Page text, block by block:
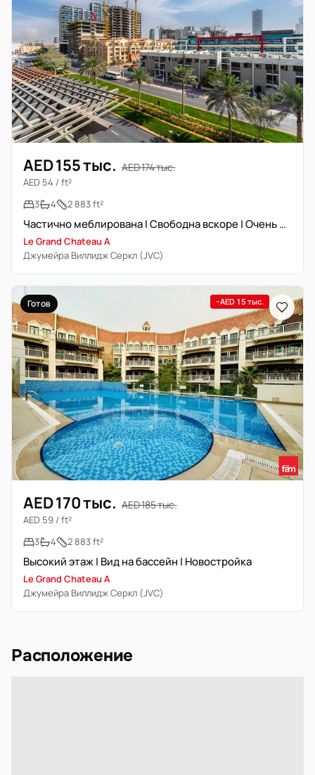
AED 155 тыс. AED 174 тыс.
AED 54 / ft²
3
4 2 883 ft²
Частично меблирована | Свободна вскоре | Очень просторная
Le Grand Chateau A
Джумейра Виллидж Серкл (JVC)
Готов −AED 15 тыс.
AED 170 тыс. AED 185 тыс.
AED 59 / ft²
3
4 2 883 ft²
Высокий этаж | Вид на бассейн | Новостройка
Le Grand Chateau A
Джумейра Виллидж Серкл (JVC)
Расположение